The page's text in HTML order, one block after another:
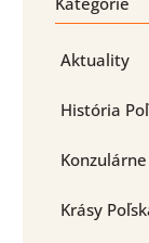
Aktuality
História
Krásy